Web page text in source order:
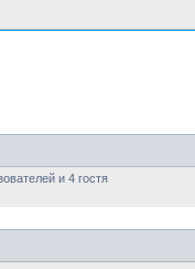
и 4 гостя